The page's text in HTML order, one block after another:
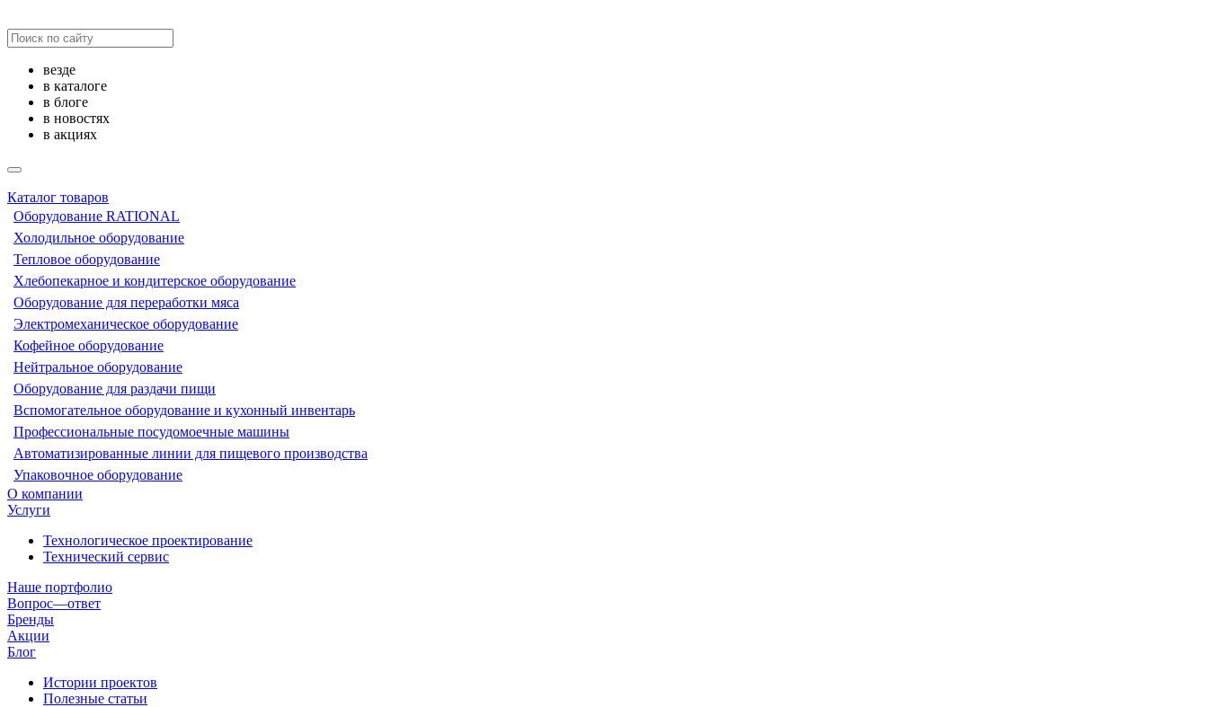
везде
в каталоге
в блоге
в новостях
в акциях
Каталог товаров
Оборудование RATIONAL
Холодильное оборудование
Тепловое оборудование
Хлебопекарное и кондитерское оборудование
Оборудование для переработки мяса
Электромеханическое оборудование
Кофейное оборудование
Нейтральное оборудование
Оборудование для раздачи пищи
Вспомогательное оборудование и кухонный инвентарь
Профессиональные посудомоечные машины
Автоматизированные линии для пищевого производства
Упаковочное оборудование
О компании
Услуги
Технологическое проектирование
Технический сервис
Наше портфолио
Вопрос—ответ
Бренды
Акции
Блог
Истории проектов
Полезные статьи